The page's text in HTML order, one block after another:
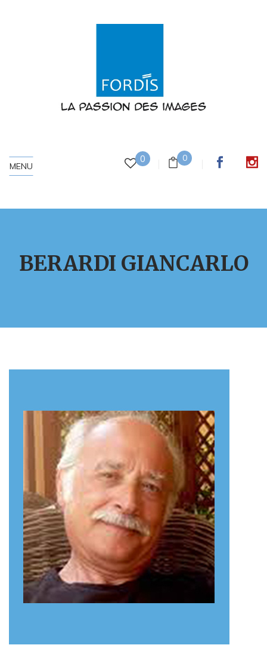
0 0
MENU
BERARDI GIANCARLO